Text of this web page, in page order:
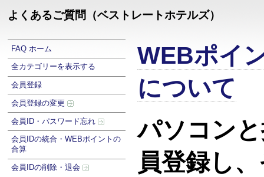
よくあるご質問（ベストレートホテルズ）
FAQ ホーム
全カテゴリーを表示する
会員登録
会員登録の変更
会員ID・パスワード忘れ
会員IDの統合・WEBポイントの
合算
会員IDの削除・退会
WEBポイ
について
パソコン
員登録し